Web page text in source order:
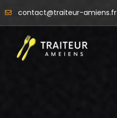
contact@traiteur-amiens.fr